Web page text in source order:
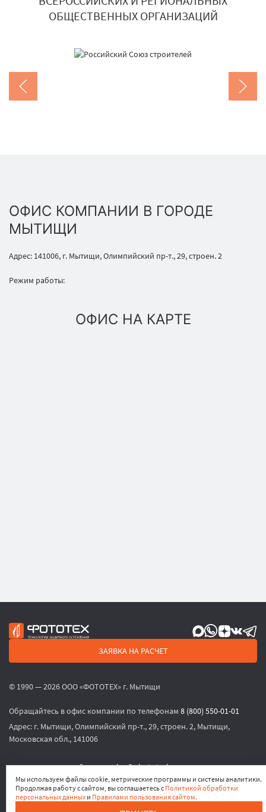
ОБЩЕСТВЕННЫХ ОРГАНИЗАЦИЙ
ОФИС КОМПАНИИ В ГОРОДЕ
МЫТИЩИ
Адрес: 141006, г. Мытищи, Олимпийский пр-т., 29, строен. 2
Режим работы:
ОФИС НА КАРТЕ
ЗАЯВКА НА РАСЧЕТ
© 1990 — 2026 ООО «ФОТОТЕХ» г. Мытищи
Обращайтесь в офис компании по телефонам 8 (800) 550-01-01
Адрес: г. Мытищи, Олимпийский пр-т., 29, строен. 2, Мытищи,
Московская обл., 141006
или по электронной почтеsales@phototech.ru
Политика конфиденциальности,Согласие на обработку
персональных данных,Согласие на получение рекламных
Мы используем файлы cookie, метрические программы и системы аналитики.
Продолжая работу с сайтом, вы соглашаетесь с Политикой обработки
персональных данных и Правилами пользования сайтом.